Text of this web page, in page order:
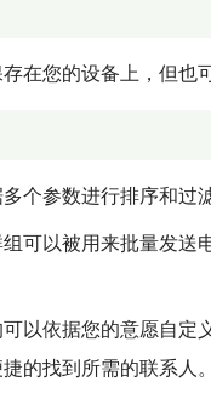
在您的设备上，但也
个参数进行排序和过
可以被用来批量发送
以依据您的意愿自定
的找到所需的联系人。